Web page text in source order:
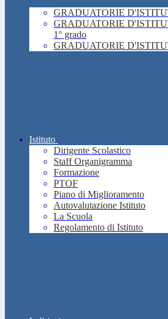
GRADUATORIE
GRADUATORIE
1° grado
GRADUATORIE
Istituto
Dirigente Scolastico
Staff Organigramma
Formazione
PTOF
Piano di Miglioramento
Autovalutazione Istituto
La Scuola
Regolamento di Istituto